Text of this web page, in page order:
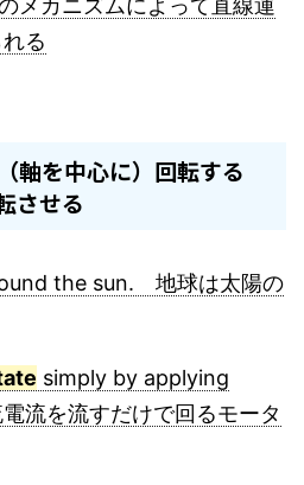
メカニズムによって直線運
る
を中心に）回転する
させる
the sun. 地球は太陽の
simply by applying
流を流すだけで回るモータ